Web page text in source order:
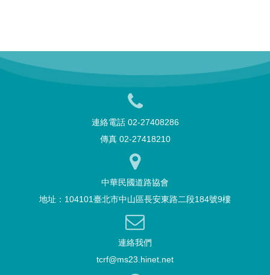
連絡電話 02-27408286
傳真 02-27418210
中華民國道路協會
地址：104101臺北市中山區長安東路二段184號9樓
連絡我們
tcrf@ms23.hinet.net